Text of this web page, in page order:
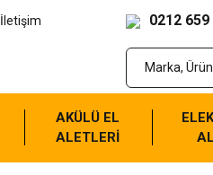
İletişim 0212 659
AKÜLÜ EL
ALETLERİ